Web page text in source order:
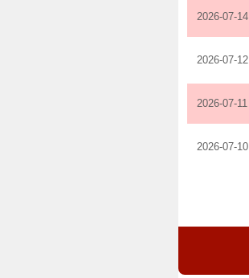
2026-07-14
2026-07-12
2026-07-11
2026-07-10